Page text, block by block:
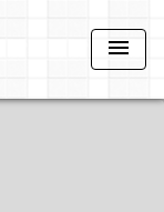
menu